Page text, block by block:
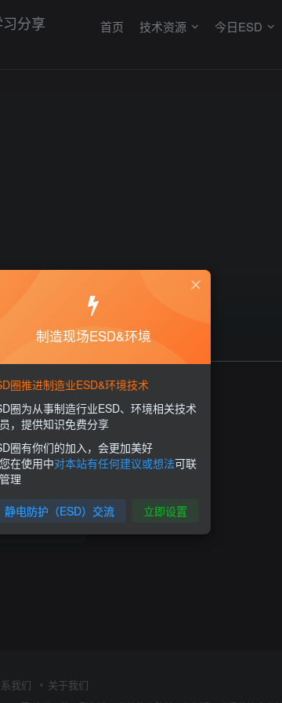
首页 技术资源 今日ESD
疑因静电
0 6855 1
我们 关于我们
制造现场ESD&环境
圈推进制造业ESD&环境技术
圈为从事制造行业ESD、环境相关技术
，提供知识免费分享
圈有你们的加入，会更加美好
在使用中对本站有任何建议或想法可联
理
静电防护（ESD）交流 立即设置